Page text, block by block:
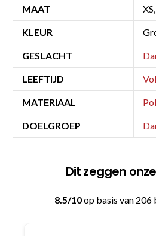
MAAT
KLEUR
GESLACHT
LEEFTIJD
MATERIAAL
DOELGROEP
Dit zeggen
8.5/10op basis van